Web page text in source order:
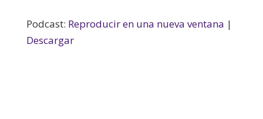
Podcast: Reproducir en una nueva ventana |
Descargar